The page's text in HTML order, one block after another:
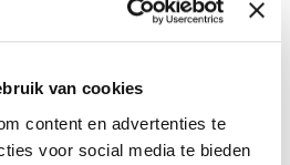
van cookies
content en advertenties te
voor social media te bieden